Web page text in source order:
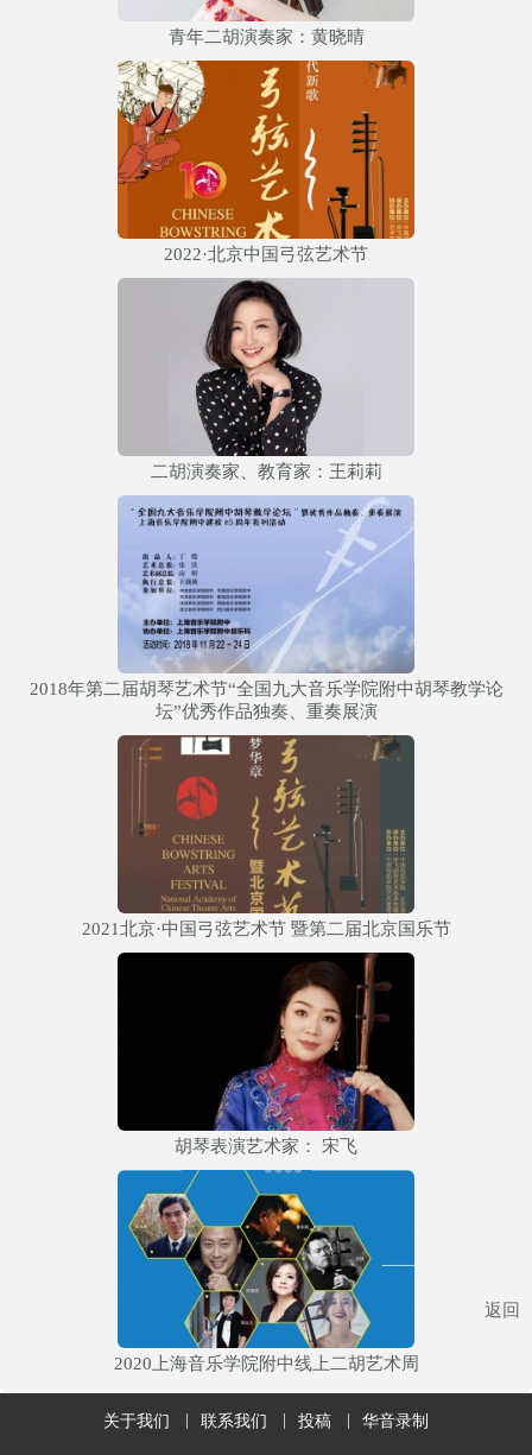
青年二胡演奏家：黄晓晴
2022·北京中国弓弦艺术节
二胡演奏家、教育家：王莉莉
2018年第二届胡琴艺术节“全国九大音乐学院附中胡琴教学论
坛”优秀作品独奏、重奏展演
2021北京·中国弓弦艺术节 暨第二届北京国乐节
胡琴表演艺术家： 宋飞
2020上海音乐学院附中线上二胡艺术周
关于我们 联系我们 投稿 华音录制
返回